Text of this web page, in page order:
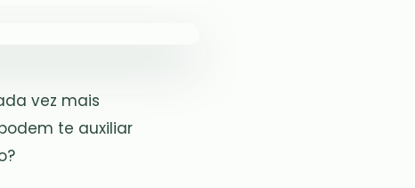
vez mais
te auxiliar